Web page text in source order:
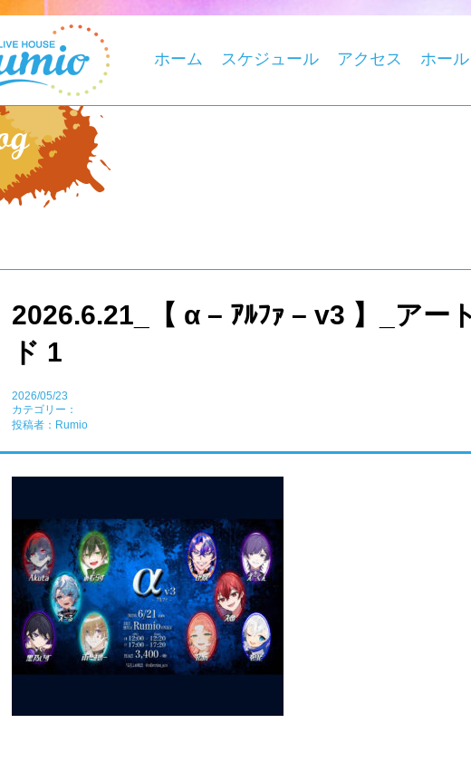
ホーム スケジュール アクセス ホー
2026.6.21_【 α – ｱﾙﾌｧ – v3 】_アー
ド 1
2026/05/23
カテゴリー：
投稿者：Rumio